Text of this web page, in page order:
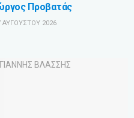
Προβατάς
ΑΥΓΟΎΣΤΟΥ 2026